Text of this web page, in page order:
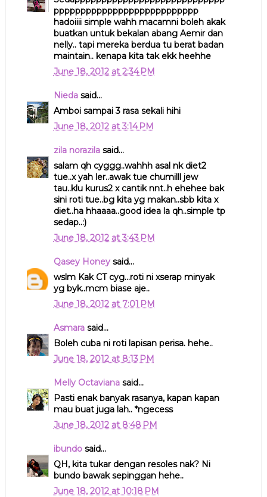
ppppppppppppppppppppppppppp
hadoiiii simple wahh macamni boleh akak
buatkan untuk bekalan abang Aemir dan
nelly.. tapi mereka berdua tu berat badan
maintain.. kenapa kita tak ekk heehhe
June 18, 2012 at 2:34 PM
Niedasaid...
Amboi sampai 3 rasa sekali hihi
June 18, 2012 at 3:14 PM
zila norazilasaid...
salam qh cyggg..wahhh asal nk diet2
tue..x yah ler..awak tue chumilll jew
tau..klu kurus2 x cantik nnt..h ehehee bak
sini roti tue..bg kita yg makan..sbb kita x
diet..ha hhaaaa..good idea la qh..simple tp
sedap..:)
June 18, 2012 at 3:43 PM
Qasey Honeysaid...
wslm Kak CT cyg...roti ni xserap minyak
yg byk..mcm biase aje..
June 18, 2012 at 7:01 PM
Asmarasaid...
Boleh cuba ni roti lapisan perisa. hehe..
June 18, 2012 at 8:13 PM
Melly Octavianasaid...
Pasti enak banyak rasanya, kapan kapan
mau buat juga lah.. *ngecess
June 18, 2012 at 8:48 PM
ibundosaid...
QH, kita tukar dengan resoles nak? Ni
bundo bawak sepinggan hehe..
June 18, 2012 at 10:18 PM